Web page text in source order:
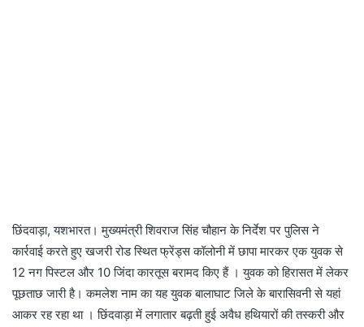
छिंदवाड़ा, यशभारत। मुख्यमंत्री शिवराज सिंह चौहान के निर्देश पर पुलिस ने
कार्रवाई करते हुए खजरी रोड स्थित फ्रेंड्स कॉलोनी में छापा मारकर एक युवक से
12 नग पिस्टल और 10 जिंदा कारतूस बरामद किए हैं । युवक को हिरासत में लेकर
पूछताछ जारी है। कमलेश नाम का यह युवक बालाघाट जिले के बारासिवनी से यहां
आकर रह रहा था । छिंदवाड़ा में लगातार बढ़ती हुई अवैध हथियारों की तस्करी और